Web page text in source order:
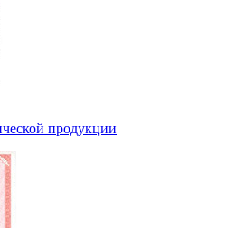
продукции